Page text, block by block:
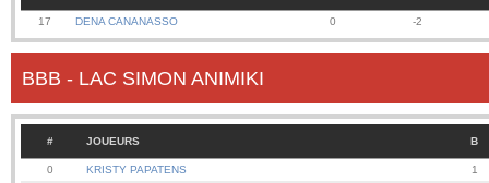
17 DENA CANANASSO 0 -2
BBB - LAC SIMON ANIMIKI
# JOUEURS B
0 KRISTY PAPATENS
1